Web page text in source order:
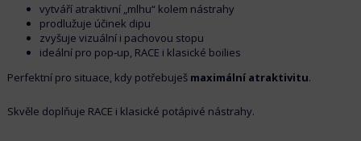
vytváří atraktivní „mlhu“ kolem nástrahy
prodlužuje účinek dipu
zvyšuje vizuální i pachovou stopu
ideální pro pop‑up, RACE i klasické boilies
Perfektní pro situace, kdy potřebuješ maximální atraktivitu.
Skvěle doplňuje RACE i klasické potápivé nástrahy.